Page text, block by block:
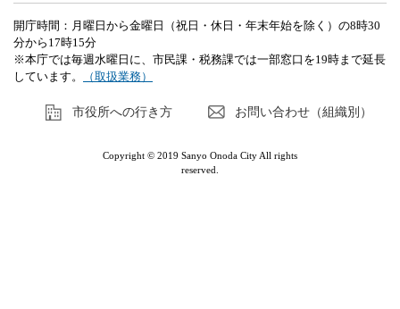
開庁時間：月曜日から金曜日（祝日・休日・年末年始を除く）の8時30
分から17時15分
※本庁では毎週水曜日に、市民課・税務課では一部窓口を19時まで延長
しています。
（取扱業務）
市役所への行き方 お問い合わせ（組織別）
Copyright © 2019 Sanyo Onoda City All rights
reserved.